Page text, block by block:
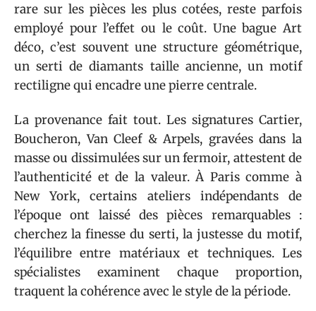
rare sur les pièces les plus cotées, reste parfois
employé pour l’effet ou le coût. Une bague Art
déco, c’est souvent une structure géométrique,
un serti de diamants taille ancienne, un motif
rectiligne qui encadre une pierre centrale.
La provenance fait tout. Les signatures Cartier,
Boucheron, Van Cleef & Arpels, gravées dans la
masse ou dissimulées sur un fermoir, attestent de
l’authenticité et de la valeur. À Paris comme à
New York, certains ateliers indépendants de
l’époque ont laissé des pièces remarquables :
cherchez la finesse du serti, la justesse du motif,
l’équilibre entre matériaux et techniques. Les
spécialistes examinent chaque proportion,
traquent la cohérence avec le style de la période.